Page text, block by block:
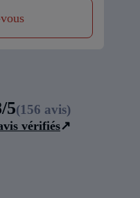
5(156 avis)
vérifiés